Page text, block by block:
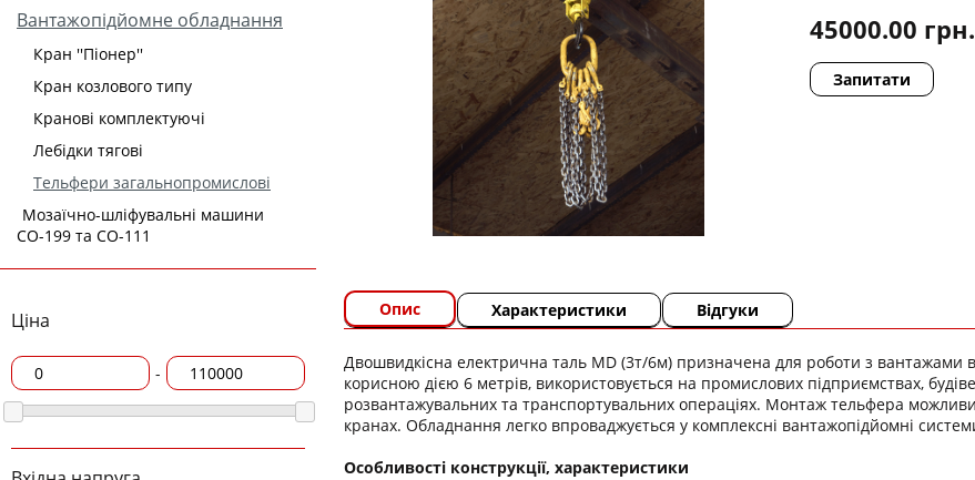
Вантажопідйомне обладнання
Кран ''Піонер''
Кран козлового типу
Кранові комплектуючі
Лебідки тягові
Тельфери загальнопромислові
Мозаїчно-шліфувальні машини
СО-199 та СО-111
Ціна
-
45000.00 грн.
Запитати
Опис Характеристики Відгуки
Двошвидкісна електрична таль MD (3т/6м) призначена для роботи з вантажами
корисною дією 6 метрів, використовується на промислових підприємствах,
розвантажувальних та транспортувальних операціях. Монтаж тельфера
кранах. Обладнання легко впроваджується у комплексні вантажопідйомні
Особливості конструкції, характеристики